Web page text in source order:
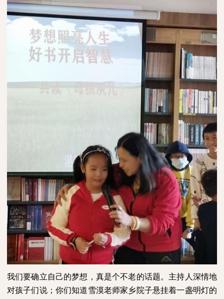
我们要确立自己的梦想，真是个不老的话题。主持人深情地
对孩子们说；你们知道雪漠老师家乡院子悬挂着一盏明灯的